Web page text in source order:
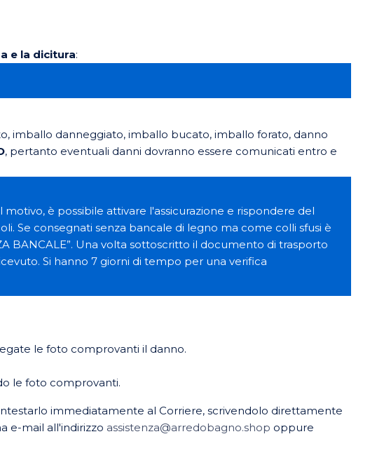
e la dicitura:
imballo danneggiato, imballo bucato, imballo forato, danno
, pertanto eventuali danni dovranno essere comunicati entro e
è possibile attivare l'assicurazione e rispondere del
Se consegnati senza bancale di legno ma come colli sfusi è
BANCALE”. Una volta sottoscritto il documento di trasporto
Si hanno 7 giorni di tempo per una verifica
le foto comprovanti il danno.
le foto comprovanti.
immediatamente al Corriere, scrivendolo direttamente
e-mail all'indirizzo assistenza@arredobagno.shop oppure